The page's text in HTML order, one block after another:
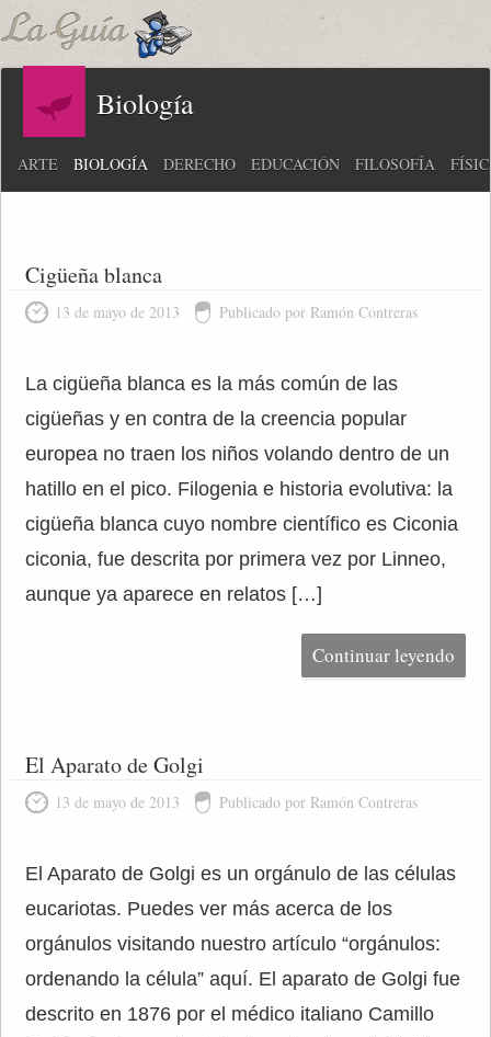
Biología
ARTE BIOLOGÍA DERECHO EDUCACIÓN FILOSOFÍA
Cigüeña blanca
13 de mayo de 2013 Publicado por Ramón Contreras
La cigüeña blanca es la más común de las
cigüeñas y en contra de la creencia popular
europea no traen los niños volando dentro de un
hatillo en el pico. Filogenia e historia evolutiva: la
cigüeña blanca cuyo nombre científico es Ciconia
ciconia, fue descrita por primera vez por Linneo,
aunque ya aparece en relatos […]
Continuar leyendo
El Aparato de Golgi
13 de mayo de 2013 Publicado por Ramón Contreras
El Aparato de Golgi es un orgánulo de las células
eucariotas. Puedes ver más acerca de los
orgánulos visitando nuestro artículo “orgánulos:
ordenando la célula” aquí. El aparato de Golgi fue
descrito en 1876 por el médico italiano Camillo